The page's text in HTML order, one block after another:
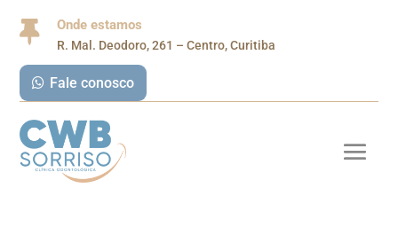
 Onde estamos
R. Mal. Deodoro, 261 – Centro, Curitiba
Fale conosco